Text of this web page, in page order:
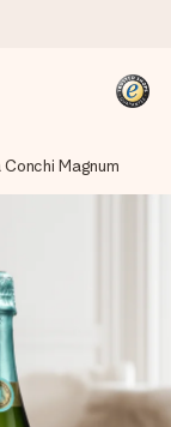
schicken es
Zeitpunkt
uns mit
Länder, in
Conchi Magnum